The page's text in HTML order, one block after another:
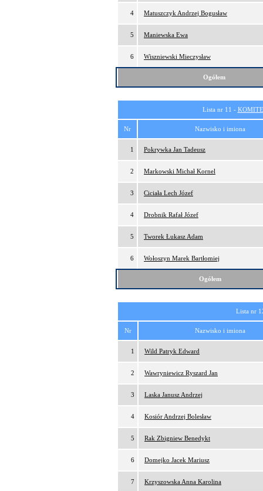
4 Matuszczyk Andrzej Bogusław
5 Maniewska Ewa
6 Wiszniewski Mieczysław
Ogółem
Lista nr 11 -
Nr Nazwisko i imiona
1 Pokrywka Jan Tadeusz
2 Markowski Michał Kornel
3 Ciciała Lech Józef
4 Drobnik Rafał Józef
5 Tworek Łukasz Adam
6 Wołoszyn Marek Bartłomiej
Ogółem
Lista nr
Nr Nazwisko i imiona
1 Wild Patryk Edward
2 Wawryniewicz Ryszard Jan
3 Laska Janusz Andrzej
4 Kosiór Andrzej Bolesław
5 Rak Zbigniew Benedykt
6 Domejko Jacek Mariusz
7 Krzyszowska Anna Karolina